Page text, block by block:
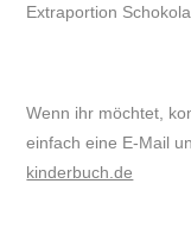
Extraportion
Wenn ihr möchtet,
einfach eine E-Mail
kinderbuch.de